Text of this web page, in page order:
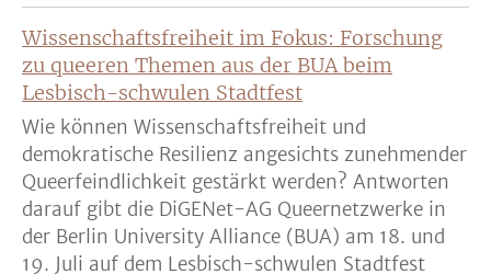
Wissenschaftsfreiheit im Fokus: Forschung
zu queeren Themen aus der BUA beim
Lesbisch-schwulen Stadtfest
Wie können Wissenschaftsfreiheit und
demokratische Resilienz angesichts zunehmender
Queerfeindlichkeit gestärkt werden? Antworten
darauf gibt die DiGENet-AG Queernetzwerke in
der Berlin University Alliance (BUA) am 18. und
19. Juli auf dem Lesbisch-schwulen Stadtfest